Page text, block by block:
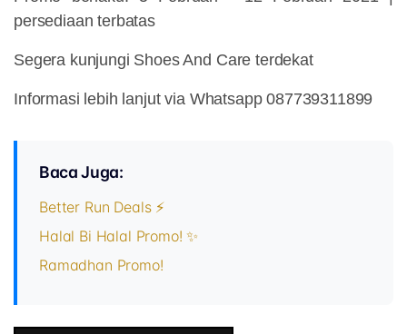
persediaan terbatas
Segera kunjungi Shoes And Care terdekat
Informasi lebih lanjut via Whatsapp 087739311899
Baca Juga:
Better Run Deals ⚡
Halal Bi Halal Promo! ✨
Ramadhan Promo!